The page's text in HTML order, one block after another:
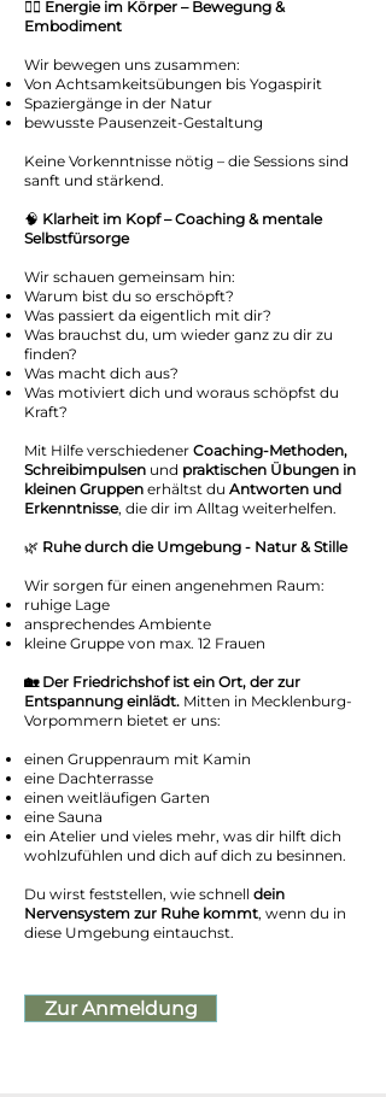
🧘‍♀️ Energie im Körper – Bewegung &
Embodiment
Wir bewegen uns zusammen:
Von Achtsamkeitsübungen bis Yogaspirit
Spaziergänge in der Natur
bewusste Pausenzeit-Gestaltung
Keine Vorkenntnisse nötig – die Sessions sind
sanft und stärkend.
🧠 Klarheit im Kopf – Coaching & mentale
Selbstfürsorge
Wir schauen gemeinsam hin:
Warum bist du so erschöpft?
Was passiert da eigentlich mit dir?
Was brauchst du, um wieder ganz zu dir zu
finden?
Was macht dich aus?
Was motiviert dich und woraus schöpfst du
Kraft?
Mit Hilfe verschiedener Coaching-Methoden,
Schreibimpulsen und praktischen Übungen in
kleinen Gruppen erhältst du Antworten und
Erkenntnisse, die dir im Alltag weiterhelfen.
🌿 Ruhe durch die Umgebung - Natur & Stille
Wir sorgen für einen angenehmen Raum:
ruhige Lage
ansprechendes Ambiente
kleine Gruppe von max. 12 Frauen
🏡 Der Friedrichshof ist ein Ort, der zur
Entspannung einlädt. Mitten in Mecklenburg-
Vorpommern bietet er uns:
einen Gruppenraum mit Kamin
eine Dachterrasse
einen weitläufigen Garten
eine Sauna
ein Atelier und vieles mehr, was dir hilft dich
wohlzufühlen und dich auf dich zu besinnen.
Du wirst feststellen, wie schnell dein
Nervensystem zur Ruhe kommt, wenn du in
diese Umgebung eintauchst.
Zur Anmeldung